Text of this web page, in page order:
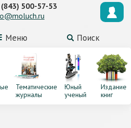
Меню Поиск
(843) 500-57-53
Тематические
журналы
Юный
ученый
Издание
книг